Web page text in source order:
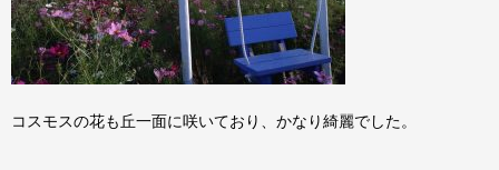
コスモスの花も丘一面に咲いており、かなり綺麗でした。